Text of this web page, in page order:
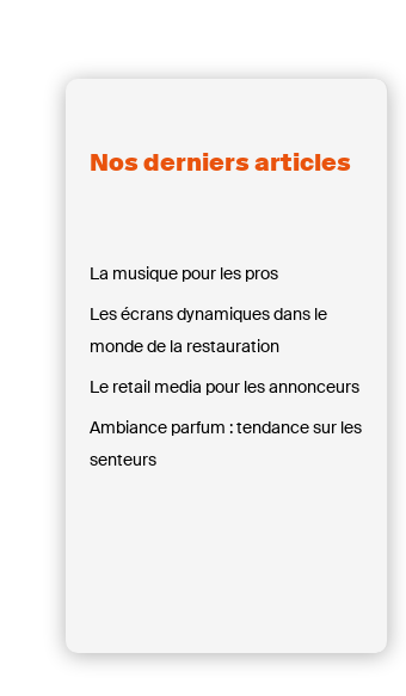
Nos derniers articles
La musique pour les pros
Les écrans dynamiques dans le
monde de la restauration
Le retail media pour les annonceurs
Ambiance parfum : tendance sur les
senteurs